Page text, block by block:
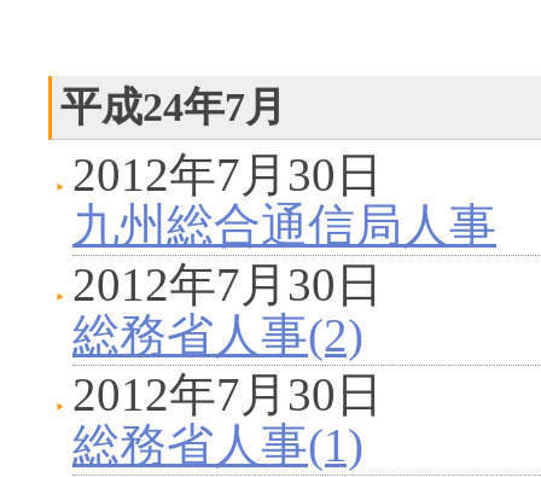
平成24年7月
2012年7月30日
九州総合通信局人事
2012年7月30日
総務省人事(2)
2012年7月30日
総務省人事(1)